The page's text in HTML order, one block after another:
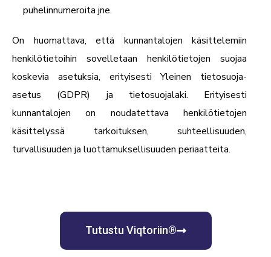
puhelinnumeroita jne.
On huomattava, että kunnantalojen käsittelemiin
henkilötietoihin sovelletaan henkilötietojen suojaa
koskevia asetuksia, erityisestiYleinen tietosuoja-
asetus (GDPR) ja tietosuojalaki. Erityisesti
kunnantalojen on noudatettava henkilötietojen
käsittelyssä tarkoituksen, suhteellisuuden,
turvallisuuden ja luottamuksellisuuden periaatteita.
Tutustu Viqtoriin®